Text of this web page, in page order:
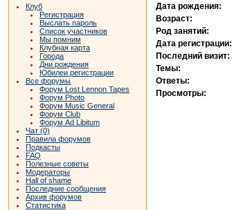
Клуб
Регистрация
Выслать пароль
Список участников
Мы помним
Клубная карта
Города
Дни рождения
Юбилеи регистрации
Все форумы
Форум Lost Lennon Tapes
Форум Photo
Форум Music General
Форум Club
Форум Ad Libitum
Чат (0)
Правила форумов
Подкасты
FAQ
Полезные советы
Модераторы
Hall of shame
Последние сообщения
Архив форумов
Статистика
Дата рождения:
Возраст:
Род занятий:
Дата регистрации:
Последний визит:
Темы:
Ответы:
Просмотры: